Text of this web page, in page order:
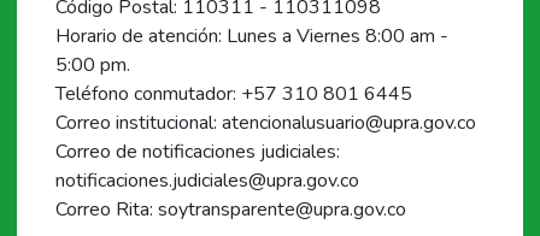
Código Postal: 110311 - 110311098
Horario de atención: Lunes a Viernes 8:00 am -
5:00 pm.
Teléfono conmutador: +57 310 801 6445
Correo institucional: atencionalusuario@upra.gov.co
Correo de notificaciones judiciales:
notificaciones.judiciales@upra.gov.co
Correo Rita: soytransparente@upra.gov.co